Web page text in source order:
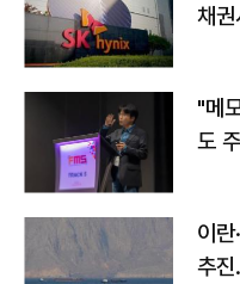
채
"메
도
이
추